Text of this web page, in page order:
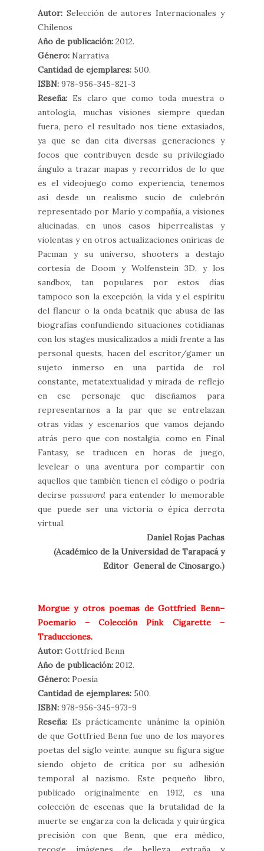
Autor: Selección de autores Internacionales y
Chilenos
Año de publicación: 2012.
Género: Narrativa
Cantidad de ejemplares: 500.
ISBN: 978-956-345-821-3
Reseña: Es claro que como toda muestra o
antología, muchas visiones siempre quedan
fuera, pero el resultado nos tiene extasiados,
ya que se dan cita diversas generaciones y
focos que contribuyen desde su privilegiado
ángulo a trazar mapas y recorridos de lo que
es el videojuego como experiencia, tenemos
así desde un realismo sucio de culebrón
representado por Mario y compañía, a visiones
alucinadas, en unos casos hiperrealistas y
violentas y en otros actualizaciones oníricas de
Pacman y su universo, shooters a destajo
cortesía de Doom y Wolfenstein 3D, y los
sandbox, tan populares por estos días
tampoco son la excepción, la vida y el espíritu
del flaneur o la onda beatnik que abusa de las
biografías confundiendo situaciones cotidianas
con los stages musicalizados a midi frente a las
personal quests, hacen del escritor/gamer un
sujeto inmerso en una partida de rol
constante, metatextualidad y mirada de reflejo
en ese personaje que diseñamos para
representarnos a la par que se entrelazan
otras vidas y escenarios que vamos dejando
atrás pero que con nostalgia, como en Final
Fantasy, se traducen en horas de juego,
levelear o una aventura por compartir con
aquellos que también tienen el código o podría
decirse passwordpara entender lo memorable
que puede ser una victoria o épica derrota
virtual.
Daniel Rojas Pachas
(Académico de la Universidad de Tarapacá y
Editor General de Cinosargo.)
Morgue y otros poemas de Gottfried Benn–
Poemario – Colección Pink Cigarette –
Traducciones.
Autor: Gottfried Benn
Año de publicación: 2012.
Género: Poesía
Cantidad de ejemplares: 500.
ISBN: 978-956-345-973-9
Reseña: Es prácticamente unánime la opinión
de que Gottfried Benn fue uno de los mayores
poetas del siglo veinte, aunque su figura sigue
siendo objeto de crítica por su adhesión
temporal al nazismo. Este pequeño libro,
publicado originalmente en 1912, es una
colección de escenas que la brutalidad de la
muerte se engarza con la delicada y quirúrgica
precisión con que Benn, que era médico,